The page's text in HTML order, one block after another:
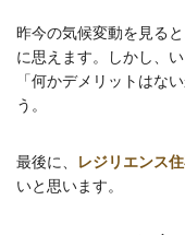
昨今の気候変動を見る
に思えます。しかし、
「何かデメリットはな
う。
最後に、 レジリエンス
いと思います。